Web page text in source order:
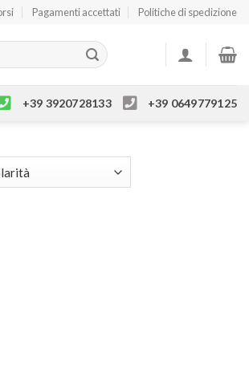
Pagamenti accettati Politiche di spedizione
+39 3920728133 +39 0649779125